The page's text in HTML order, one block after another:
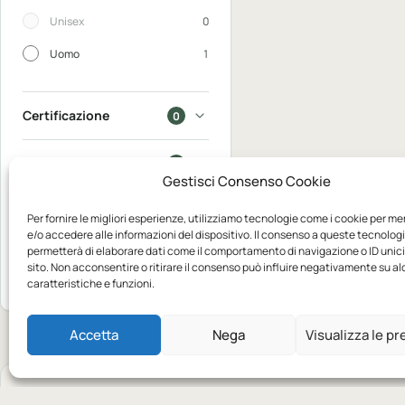
Gestisci Consenso Cookie
Per fornire le migliori esperienze, utilizziamo tecnologie come i cookie per
e/o accedere alle informazioni del dispositivo. Il consenso a queste
permetterà di elaborare dati come il comportamento di navigazione o ID
sito. Non acconsentire o ritirare il consenso può influire negativamente su
caratteristiche e funzioni.
Accetta Nega Visualizza le
Unisex 0
Uomo 1
Certificazione 0
Disponibili
Mostra 1
prodotto
Azzera